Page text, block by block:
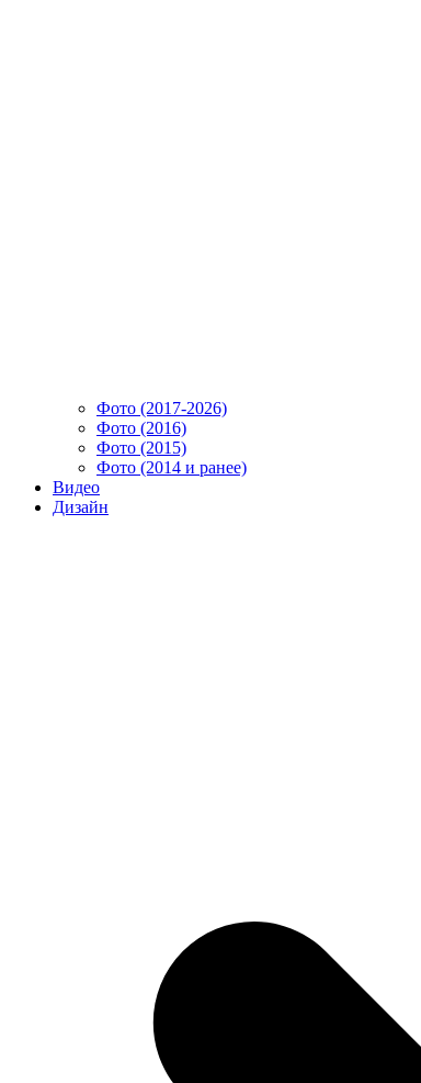
Фото (2017-2026)
Фото (2016)
Фото (2015)
Фото (2014 и ранее)
Видео
Дизайн